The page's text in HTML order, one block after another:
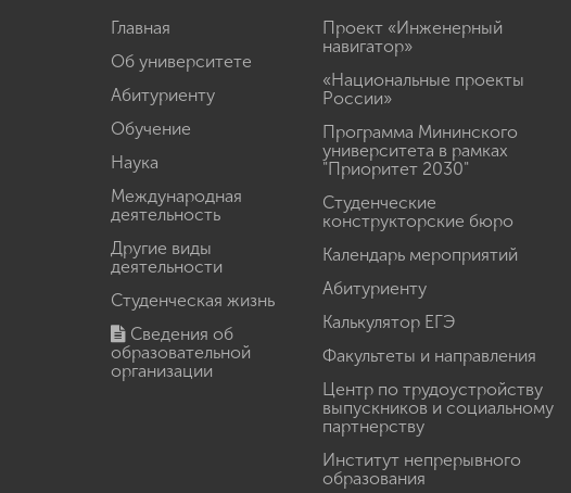
Главная
Об университете
Абитуриенту
Обучение
Наука
Международная
деятельность
Другие виды
деятельности
Студенческая жизнь
Сведения об
образовательной
организации
Проект «Инженерный
навигатор»
«Национальные проекты
России»
Программа Мининского
университета в рамках
"Приоритет 2030"
Студенческие
конструкторские бюро
Календарь мероприятий
Абитуриенту
Калькулятор ЕГЭ
Факультеты и направления
Центр по трудоустройству
выпускников и социальному
партнерству
Институт непрерывного
образования